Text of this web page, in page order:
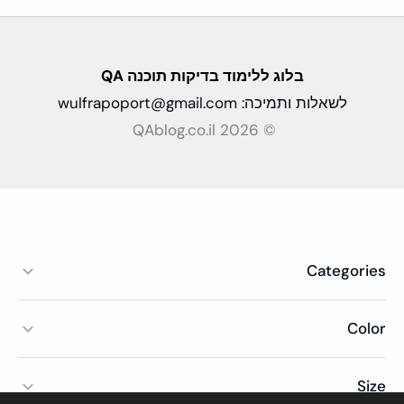
בלוג ללימוד בדיקות תוכנה QA
לשאלות ותמיכה:wulfrapoport@gmail.com
© QAblog.co.il 2026
Categories
Color
Size